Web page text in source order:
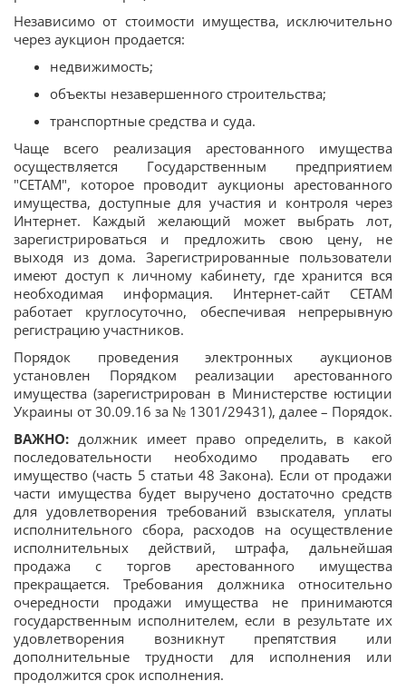
Независимо от стоимости имущества, исключительно
через аукцион продается:
недвижимость;
объекты незавершенного строительства;
транспортные средства и суда.
Чаще всего реализация арестованного имущества
осуществляется Государственным предприятием
"СЕТАМ", которое проводит аукционы арестованного
имущества, доступные для участия и контроля через
Интернет. Каждый желающий может выбрать лот,
зарегистрироваться и предложить свою цену, не
выходя из дома. Зарегистрированные пользователи
имеют доступ к личному кабинету, где хранится вся
необходимая информация. Интернет-сайт СЕТАМ
работает круглосуточно, обеспечивая непрерывную
регистрацию участников.
Порядок проведения электронных аукционов
установлен Порядком реализации арестованного
имущества (зарегистрирован в Министерстве юстиции
Украины от 30.09.16 за № 1301/29431), далее – Порядок.
ВАЖНО: должник имеет право определить, в какой
последовательности необходимо продавать его
имущество (часть 5 статьи 48 Закона). Если от продажи
части имущества будет выручено достаточно средств
для удовлетворения требований взыскателя, уплаты
исполнительного сбора, расходов на осуществление
исполнительных действий, штрафа, дальнейшая
продажа с торгов арестованного имущества
прекращается. Требования должника относительно
очередности продажи имущества не принимаются
государственным исполнителем, если в результате их
удовлетворения возникнут препятствия или
дополнительные трудности для исполнения или
продолжится срок исполнения.